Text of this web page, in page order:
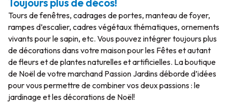
Toujours plus de décos!
Tours de fenêtres, cadrages de portes, manteau de foyer,
rampes d’escalier, cadres végétaux thématiques, ornements
vivants pour le sapin, etc. Vous pouvez intégrer toujours plus
de décorations dans votre maison pour les Fêtes et autant
de fleurs et de plantes naturelles et artificielles. La boutique
de Noël de votre marchand Passion Jardins déborde d’idées
pour vous permettre de combiner vos deux passions : le
jardinage et les décorations de Noël!